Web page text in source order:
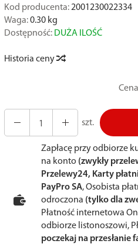
Kod producenta: 2001230022334
Waga: 0.30kg
Dostępność: DUŻA ILOŚĆ
Historia ceny
szt.
Zapłacę przy odbiorze
na konto (zwykły
Przelewy24, Karty
PayPro SA, Osobista
odroczona (tylko dla
Płatność internetowa
odbiorze listonoszowi,
poczekaj na